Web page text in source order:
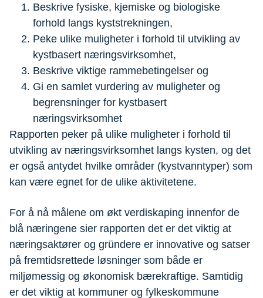
Beskrive fysiske, kjemiske og biologiske
forhold langs kyststrekningen,
Peke ulike muligheter i forhold til utvikling av
kystbasert næringsvirksomhet,
Beskrive viktige rammebetingelser og
Gi en samlet vurdering av muligheter og
begrensninger for kystbasert
næringsvirksomhet
Rapporten peker på ulike muligheter i forhold til
utvikling av næringsvirksomhet langs kysten, og det
er også antydet hvilke områder (kystvanntyper) som
kan være egnet for de ulike aktivitetene.
For å nå målene om økt verdiskaping innenfor de
blå næringene sier rapporten det er det viktig at
næringsaktører og gründere er innovative og satser
på fremtidsrettede løsninger som både er
miljømessig og økonomisk bærekraftige. Samtidig
er det viktig at kommuner og fylkeskommune